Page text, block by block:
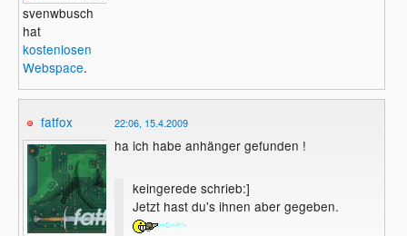
svenwbusch
hat
kostenlosen
Webspace.
fatfox 22:06, 15.4.2009
ha ich habe anhänger gefunden !
keingerede schrieb:]
Jetzt hast du's ihnen aber gegeben.